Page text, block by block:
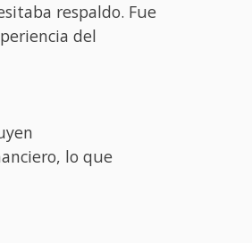
respaldo. Fue
del
lo que